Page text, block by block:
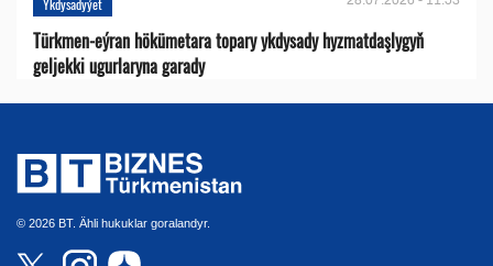
Türkmen-eýran hökümetara topary ykdysady hyzmatdaşlygyň
geljekki ugurlaryna garady
© 2026 BT. Ähli hukuklar goralandyr.